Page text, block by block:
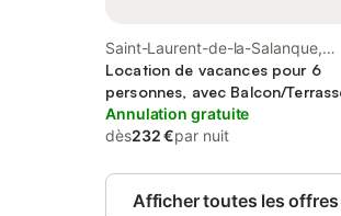
Saint-Laurent-de-la-Salanque,
Région de Perpignan
Location de vacances pour 6
personnes, avec Balcon/
que Jardin et Piscine
Annulation gratuite
dès232 €par nuit
Afficher toutes les offres